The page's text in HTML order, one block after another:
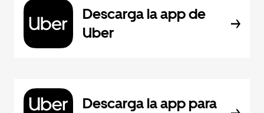
Descarga la app de
Uber
Descarga la app para